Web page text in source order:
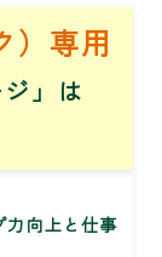
）専用
ジ」は
力向上と仕事